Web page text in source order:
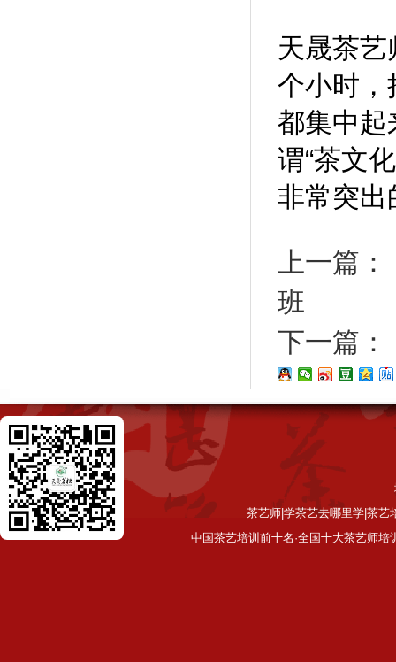
天晟茶
个小时，
都集中起
谓“茶文
非常突出
上一篇：
班
下一篇：
茶艺师|学茶艺去哪里学|茶艺
中国茶艺培训前十名·全国十大茶艺师培